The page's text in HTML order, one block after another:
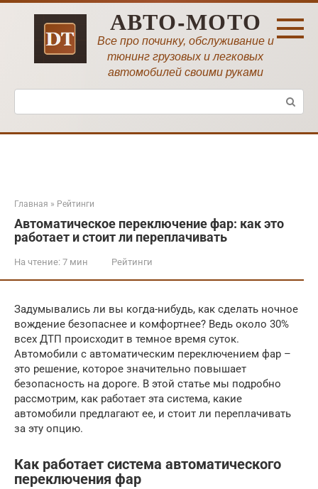
Перейти
АВТО-МОТО
Все про починку, обслуживание и
тюнинг грузовых и легковых
автомобилей своими руками
Поиск:
Главная » Рейтинги
Автоматическое переключение фар: как это
работает и стоит ли переплачивать
На чтение: 7 мин Рейтинги
Задумывались ли вы когда-нибудь, как сделать ночное
вождение безопаснее и комфортнее? Ведь около 30%
всех ДТП происходит в темное время суток.
Автомобили с автоматическим переключением фар –
это решение, которое значительно повышает
безопасность на дороге. В этой статье мы подробно
рассмотрим, как работает эта система, какие
автомобили предлагают ее, и стоит ли переплачивать
за эту опцию.
Как работает система автоматического
переключения фар